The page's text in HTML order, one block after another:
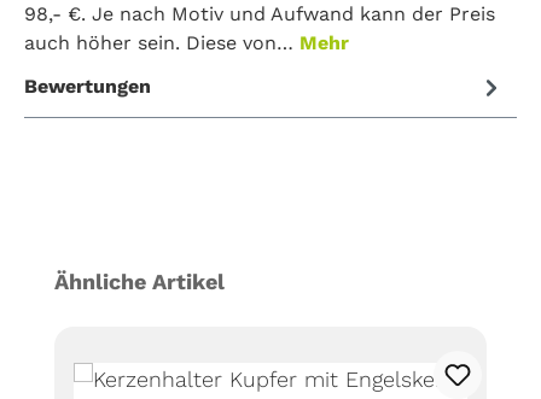
98,- €. Je nach Motiv und Aufwand kann der Preis
auch höher sein. Diese von… Mehr
Bewertungen
Produktgalerie überspringen
Ähnliche Artikel